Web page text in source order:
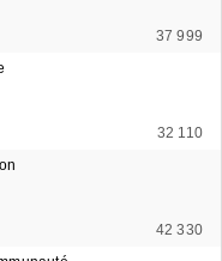
37 999
32 110
42 330